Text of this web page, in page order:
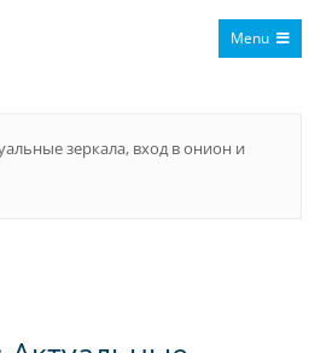
Menu
зеркала, вход в онион и